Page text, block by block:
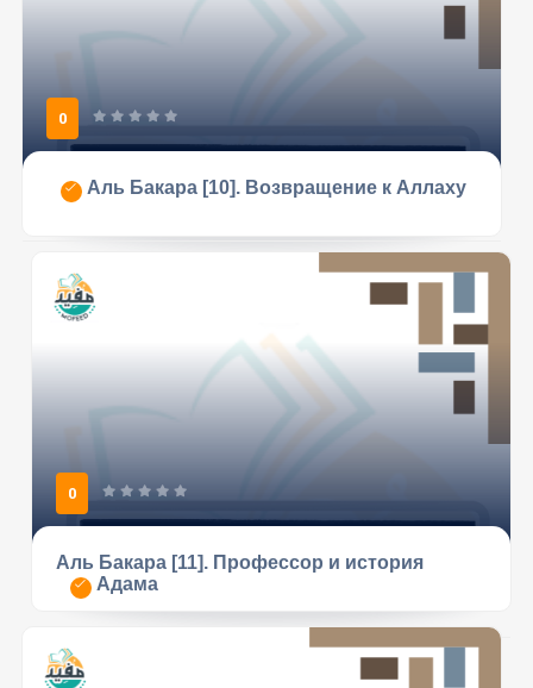
0
Аль Бакара [10]. Возвращение к Аллаху
0
Аль Бакара [11]. Профессор и история
Адама